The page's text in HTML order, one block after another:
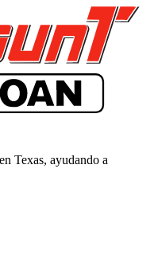
Texas, ayudando a